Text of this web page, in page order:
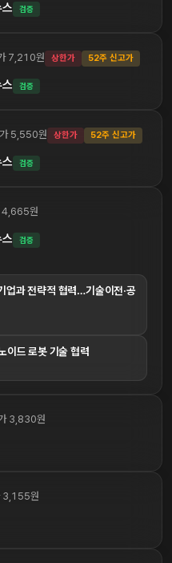
검증
7,210원 상한가 52주 신고가
검증
5,550원 상한가 52주 신고가
검증
4,665원
검증
과 전략적 협력…기술이전·공
드 로봇 기술 협력
3,830원
3,155원